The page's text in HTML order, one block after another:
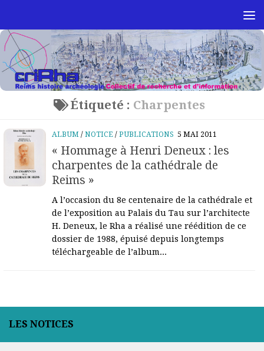
Étiqueté : Charpentes
ALBUM /NOTICE /PUBLICATIONS 5 MAI 2011
« Hommage à Henri Deneux : les
charpentes de la cathédrale de
Reims »
A l’occasion du 8e centenaire de la cathédrale et
de l’exposition au Palais du Tau sur l’architecte
H. Deneux, le Rha a réalisé une réédition de ce
dossier de 1988, épuisé depuis longtemps
téléchargeable de l’album...
LES NOTICES